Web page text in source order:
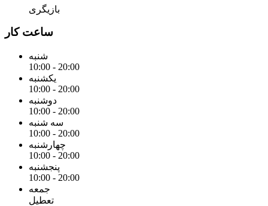
بازیگری
ساعت کار
شنبه
10:00 - 20:00
یکشنبه
10:00 - 20:00
دوشنبه
10:00 - 20:00
سه شنبه
10:00 - 20:00
چهارشنبه
10:00 - 20:00
پنجشنبه
10:00 - 20:00
جمعه
تعطیل